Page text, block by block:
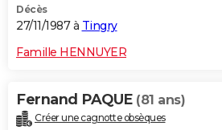
Décès
27/11/1987 à Tingry
Famille HENNUYER
Fernand PAQUE (81 ans)
Créer une cagnotte obsèques